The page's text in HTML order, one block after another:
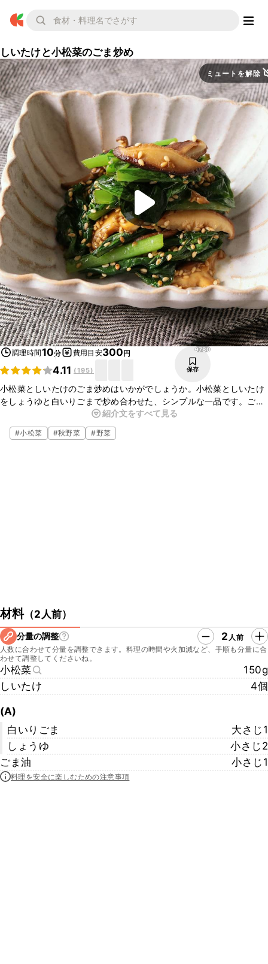
しいたけと小松菜のごま炒め
ミュートを解除
調理時間10分 費用目安300円
4.11 (195)
9780
保存
小松菜としいたけのごま炒めはいかがでしょうか。小松菜としいたけ
をしょうゆと白いりごまで炒め合わせた、シンプルな一品です。ごま
油で炒め、風味よく仕上げています。簡単にお作りいただけますの
で、あともう一品というときにもおすすめですよ。
紹介文をすべて見る
#小松菜 #秋野菜 #野菜
材料（2人前）
分量の調整 2 人前
人数に合わせて分量を調整できます。料理の時間や火加減など、手順も分量に合
わせて調整してくださいね。
小松菜
150g
しいたけ
4個
(A)
白いりごま
大さじ1
しょうゆ
小さじ2
ごま油
小さじ1
料理を安全に楽しむための注意事項